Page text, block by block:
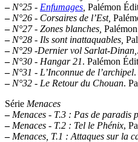
– N°25 - Enfumages Palémon
– N°26 - Corsaires de l’Est,
– N°27 - Zones blanches,
– N°28 - Ils sont inattaquables,
– N°29 -Dernier vol Sarlat-Dinan,
– N°30 - Hangar 21. Palémon
– N°31 - L’Inconnue de l’archipel
– N°32 - Le Retour du Chouan.
Série Menaces
– Menaces - T.3 : Pas de paradis
– Menaces - T.2 : Tel le Phénix,
– Menaces, T.1 : Attaques sur la